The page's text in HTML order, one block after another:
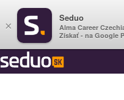
×
Seduo
Alma Career
Získať - na Google